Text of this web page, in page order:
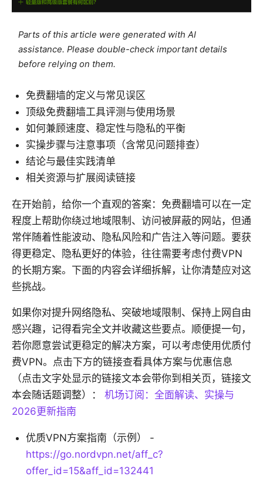
Parts of this article were generated with AI
assistance. Please double-check important details
before relying on them.
免费翻墙的定义与常见误区
顶级免费翻墙工具评测与使用场景
如何兼顾速度、稳定性与隐私的平衡
实操步骤与注意事项（含常见问题排查）
结论与最佳实践清单
相关资源与扩展阅读链接
在开始前，给你一个直观的答案：免费翻墙可以在一定
程度上帮助你绕过地域限制、访问被屏蔽的网站，但通
常伴随着性能波动、隐私风险和广告注入等问题。要获
得更稳定、隐私更好的体验，往往需要考虑付费VPN
的长期方案。下面的内容会详细拆解，让你清楚应对这
些挑战。
如果你对提升网络隐私、突破地域限制、保持上网自由
感兴趣，记得看完全文并收藏这些要点。顺便提一句，
若你愿意尝试更稳定的解决方案，可以考虑使用优质付
费VPN。点击下方的链接查看具体方案与优惠信息
（点击文字处显示的链接文本会带你到相关页，链接文
本会随话题调整）： 机场订阅：全面解读、实操与
2026更新指南
优质VPN方案指南（示例） -
https://go.nordvpn.net/aff_c?
offer_id=15&aff_id=132441